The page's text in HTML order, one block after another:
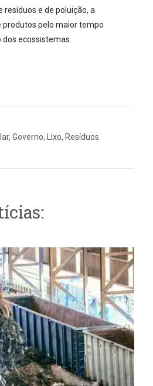
resíduos e de poluição, a
produtos pelo maior tempo
dos ecossistemas.
,Governo, Lixo, Resíduos